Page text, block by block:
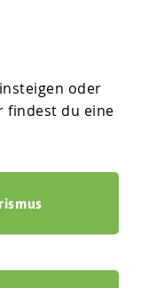
oder
findest du eine